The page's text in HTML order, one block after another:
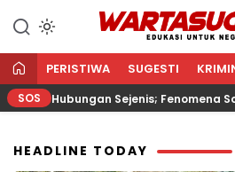
WARTA
SUGESTI √
EDUKASI
UNTUK
Edukasi Untuk
PERISTIWA SUGESTI
SOS Hubungan Sejenis; Fenomena
HEADLINE TODAY